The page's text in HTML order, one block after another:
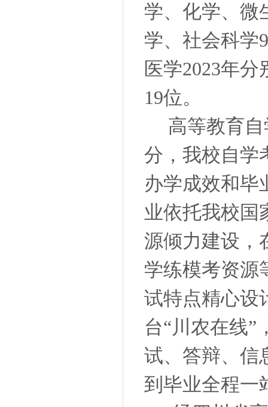
学、化学、微
学、社会科学
医学2023年
19位。
高等教育自
分，我校自学
办学成效和毕
业依托我校国
源倾力建设，
学练模考资源
试特点精心设
台“川农在线”
试、答辩、信
到毕业全程一